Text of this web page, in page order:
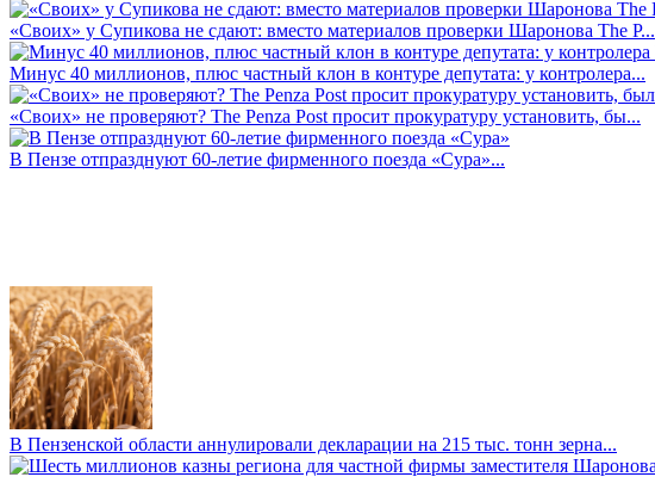
«Своих» у Супикова не сдают: вместо материалов проверки Шаронова The P...
Минус 40 миллионов, плюс частный клон в контуре депутата: у контролера...
«Своих» не проверяют? The Penza Post просит прокуратуру установить, бы...
В Пензе отпразднуют 60-летие фирменного поезда «Сура»...
В Пензенской области аннулировали декларации на 215 тыс. тонн зерна...